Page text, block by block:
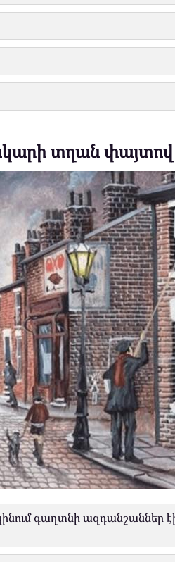
նկարի տղան
գաղտնի ազդանշաններ